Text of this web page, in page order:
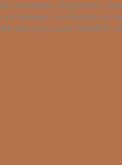
zufrieden. Besonders
Beilage zum Burger. In
war das Essen ziemlich